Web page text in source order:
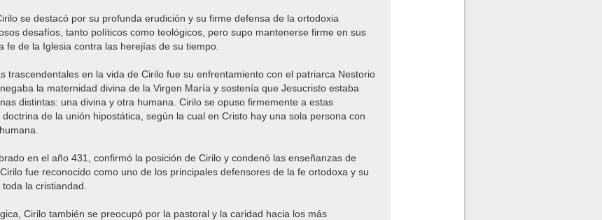
se destacó por su profunda erudición y su firme defensa de la ortodoxia
desafíos, tanto políticos como teológicos, pero supo mantenerse firme en sus
fe de la Iglesia contra las herejías de su tiempo.
trascendentales en la vida de Cirilo fue su enfrentamiento con el patriarca Nestorio
la maternidad divina de la Virgen María y sostenía que Jesucristo estaba
distintas: una divina y otra humana. Cirilo se opuso firmemente a estas
de la unión hipostática, según la cual en Cristo hay una sola persona con
en el año 431, confirmó la posición de Cirilo y condenó las enseñanzas de
fue reconocido como uno de los principales defensores de la fe ortodoxa y su
la cristiandad.
Cirilo también se preocupó por la pastoral y la caridad hacia los más